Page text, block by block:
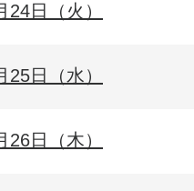
24日（火）
25日（水）
26日（木）